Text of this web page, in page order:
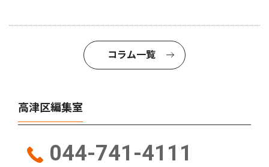
コラム一覧
高津区編集室
044-741-4111